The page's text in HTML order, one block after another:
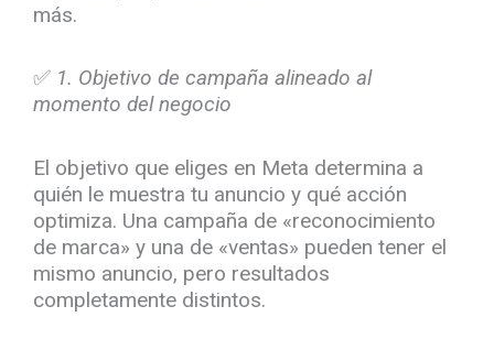
más.
✅ 1. Objetivo de campaña alineado al
momento del negocio
El objetivo que eliges en Meta determina a
quién le muestra tu anuncio y qué acción
optimiza. Una campaña de «reconocimiento
de marca» y una de «ventas» pueden tener el
mismo anuncio, pero resultados
completamente distintos.